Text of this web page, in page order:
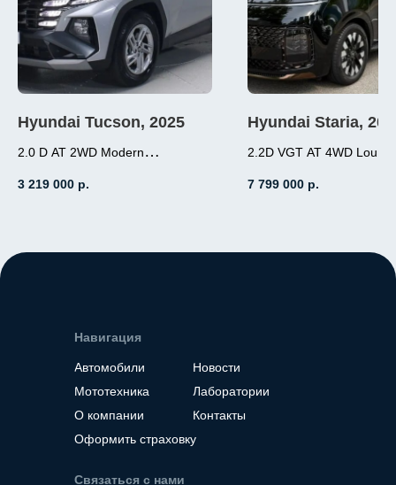
Hyundai Tucson, 2025
2.0 D AT 2WD Modern
3 219 000 р.
Hyundai Staria,
2.2D VGT AT 4WD
7 799 000 р.
Навигация
Автомобили
Мототехника
О компании
Оформить страховку
Новости
Лаборатории
Контакты
Связаться с нами